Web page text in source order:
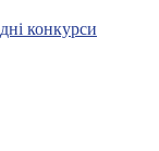
конкурси